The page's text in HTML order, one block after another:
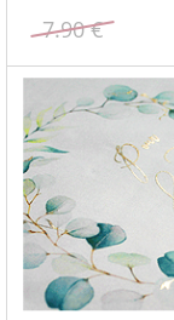
7.90 €